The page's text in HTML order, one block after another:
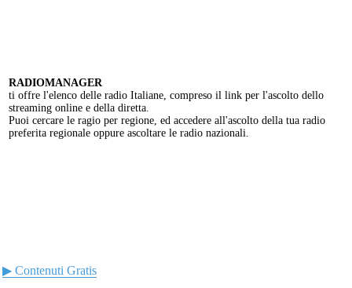
RADIOMANAGER
ti offre l'elenco delle radio Italiane, compreso il link per l'ascolto dello
streaming online e della diretta.
Puoi cercare le ragio per regione, ed accedere all'ascolto della tua radio
preferita regionale oppure ascoltare le radio nazionali.
▶ Contenuti Gratis